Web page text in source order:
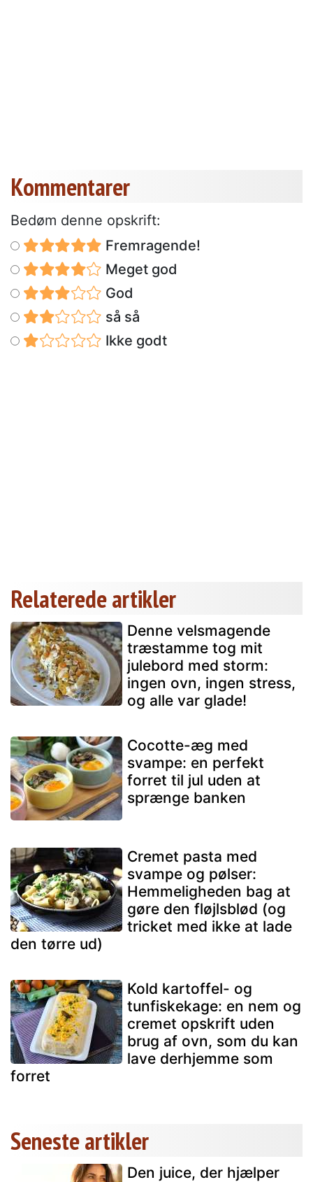
Kommentarer
Bedøm denne opskrift:
Fremragende!
Meget god
God
så så
Ikke godt
Relaterede artikler
Denne velsmagende
træstamme tog mit
julebord med storm:
ingen ovn, ingen stress,
og alle var glade!
Cocotte-æg med
svampe: en perfekt
forret til jul uden at
sprænge banken
Cremet pasta med
svampe og pølser:
Hemmeligheden bag at
gøre den fløjlsblød (og
tricket med ikke at lade
den tørre ud)
Kold kartoffel- og
tunfiskekage: en nem og
cremet opskrift uden
brug af ovn, som du kan
lave derhjemme som
forret
Seneste artikler
Den juice, der hjælper